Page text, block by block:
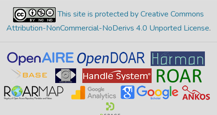
This site is protected by Creative Commons
Attribution-NonCommercial-NoDerivs 4.0 Unported License.